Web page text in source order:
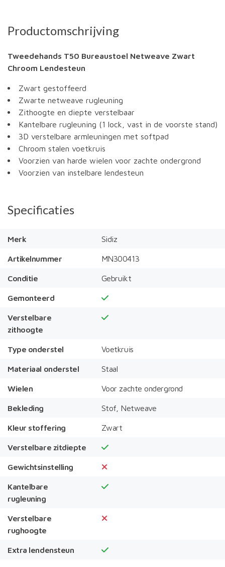
Productomschrijving
Tweedehands T50 Bureaustoel Netweave Zwart
Chroom Lendesteun
Zwart gestoffeerd
Zwarte netweave rugleuning
Zithoogte en diepte verstelbaar
Kantelbare rugleuning (1 lock, vast in de voorste stand)
3D verstelbare armleuningen met softpad
Chroom stalen voetkruis
Voorzien van harde wielen voor zachte ondergrond
Voorzien van instelbare lendesteun
Specificaties
Merk Sidiz
Artikelnummer MN300413
Conditie Gebruikt
Gemonteerd
Verstelbare
zithoogte
Type onderstel Voetkruis
Materiaal onderstel Staal
Wielen Voor zachte ondergrond
Bekleding Stof, Netweave
Kleur stoffering Zwart
Verstelbare zitdiepte
Gewichtsinstelling
Kantelbare
rugleuning
Verstelbare
rughoogte
Extra lendensteun